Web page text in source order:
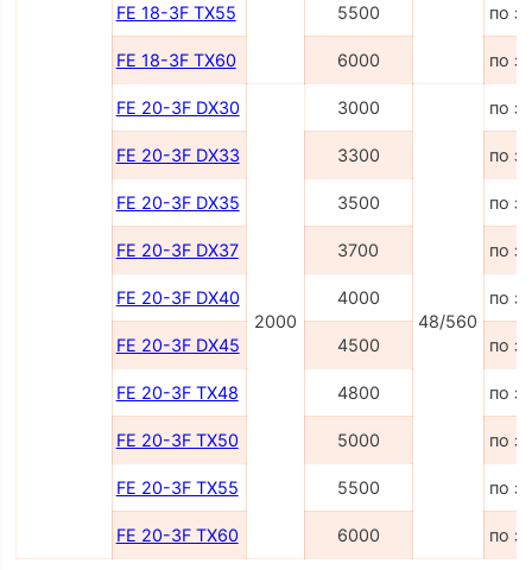
FE 18-3F TX55 5500 по
FE 18-3F TX60 6000 по
FE 20-3F DX30
2000
3000
48/560
по
FE 20-3F DX33 3300 по
FE 20-3F DX35 3500 по
FE 20-3F DX37 3700 по
FE 20-3F DX40 4000 по
FE 20-3F DX45 4500 по
FE 20-3F TX48 4800 по
FE 20-3F TX50 5000 по
FE 20-3F TX55 5500 по
FE 20-3F TX60 6000 по